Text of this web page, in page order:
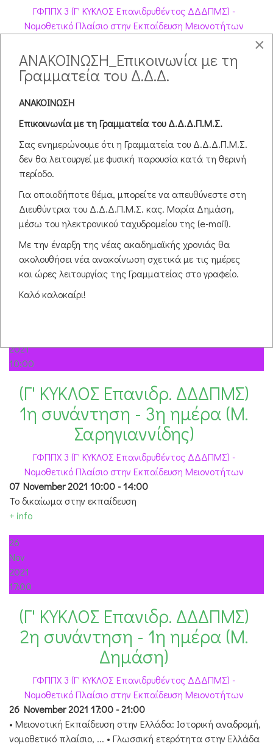
ΓΦΠΠΧ 3 (Γ' ΚΥΚΛΟΣ Επανιδρυθέντος ΔΔΔΠΜΣ) -
Νομοθετικό Πλαίσιο στην Εκπαίδευση Μειονοτήτων
Οριοθέτηση και προστασία των μειονοτήτων
+ info
2021
16:00
(Γ' ΚΥΚΛΟΣ Επανιδρ. ΔΔΔΠΜΣ)
1η συνάντηση - 2η ημέρα, β'
μέρος (Β. Γραμματίκας)
Νομοθετικό Πλαίσιο στην Εκπαίδευση Μειονοτήτων
06 November 2021 16:00-20:00
Εκπαιδευτικά δικαιώματα των μειονοτήτων
+ info
2021
10:00
(Γ' ΚΥΚΛΟΣ Επανιδρ. ΔΔΔΠΜΣ)
1η συνάντηση - 3η ημέρα (Μ.
Σαρηγιαννίδης)
ΓΦΠΠΧ 3 (Γ' ΚΥΚΛΟΣ Επανιδρυθέντος ΔΔΔΠΜΣ) -
Νομοθετικό Πλαίσιο στην Εκπαίδευση Μειονοτήτων
07 November 2021 10:00 -14:00
Το δικαίωμα στην εκπαίδευση
+ info
26
Nov
2021
17:00
(Γ' ΚΥΚΛΟΣ Επανιδρ. ΔΔΔΠΜΣ)
2η συνάντηση - 1η ημέρα (Μ.
Δημάση)
ΓΦΠΠΧ 3 (Γ' ΚΥΚΛΟΣ Επανιδρυθέντος ΔΔΔΠΜΣ) -
Νομοθετικό Πλαίσιο στην Εκπαίδευση Μειονοτήτων
26 November 2021 17:00 -21:00
• Μειονοτική Εκπαίδευση στην Ελλάδα: Ιστορική αναδρομή,
νομοθετικό πλαίσιο, ... • Γλωσσική ετερότητα στην Ελλάδα
×
ΑΝΑΚΟΙΝΩΣΗ_Επικοινωνία με τη
Γραμματεία του Δ.Δ.Δ.
ΑΝΑΚΟΙΝΩΣΗ
Επικοινωνία με τη Γραμματεία του Δ.Δ.Δ.Π.Μ.Σ.
Σας ενημερώνουμε ότι η Γραμματεία του Δ.Δ.Δ.Π.Μ.Σ.
δεν θα λειτουργεί με φυσική παρουσία κατά τη θερινή
περίοδο.
Για οποιοδήποτε θέμα, μπορείτε να απευθύνεστε στη
Διευθύντρια του Δ.Δ.Δ.Π.Μ.Σ. κας. Μαρία Δημάση,
μέσω του ηλεκτρονικού ταχυδρομείου της (e-mail).
Με την έναρξη της νέας ακαδημαϊκής χρονιάς θα
ακολουθήσει νέα ανακοίνωση σχετικά με τις ημέρες
και ώρες λειτουργίας της Γραμματείας στο γραφείο.
Καλό καλοκαίρι!